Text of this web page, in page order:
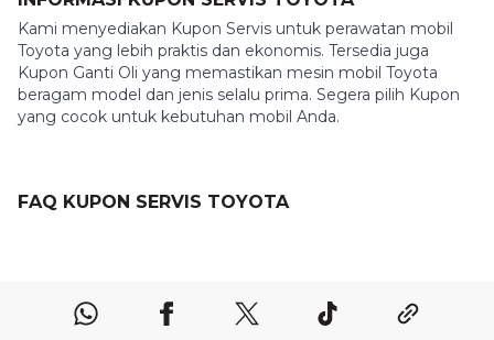
Kami menyediakan Kupon Servis untuk perawatan mobil
Toyota yang lebih praktis dan ekonomis. Tersedia juga
Kupon Ganti Oli yang memastikan mesin mobil Toyota
beragam model dan jenis selalu prima. Segera pilih Kupon
yang cocok untuk kebutuhan mobil Anda.
FAQ KUPON SERVIS TOYOTA